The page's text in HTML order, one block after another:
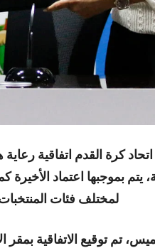
كرة القدم اتفاقية
يتم بموجبها اعتماد
لمختلف فئات
تم توقيع الاتفاقية بمقر